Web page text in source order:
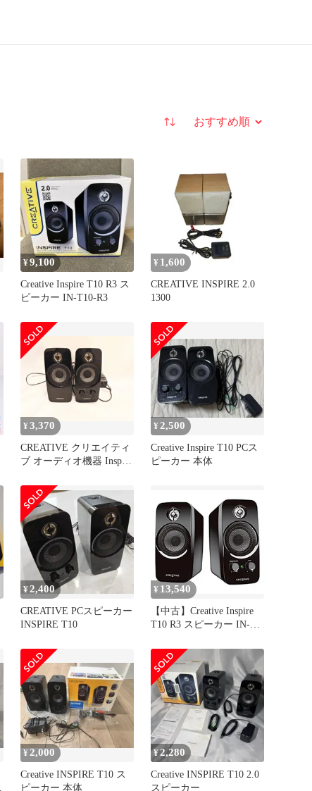
並び替え
¥9,100
Creative Inspire T10 R3 ス
ピーカー IN-T10-R3
¥ 1,600
CREATIVE INSPIRE 2.0
1300
¥3,370
CREATIVE クリエイティ
ブ オーディオ機器 Inspire
ィオスピーカー
¥ 2,500
Creative Inspire T10 PCス
ピーカー 本体
¥2,400
CREATIVE PCスピーカー
INSPIRE T10
¥ 13,540
【中古】Creative Inspire
T10 R3 スピーカー IN-
¥ 2,000
Creative INSPIRE T10 ス
ピーカー 本体
¥2,280
Creative INSPIRE T10 2.0
スピーカー